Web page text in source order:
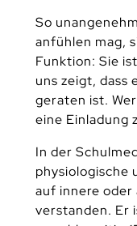
So
anfühlen mag,
Funktion: Sie
uns zeigt, dass
geraten ist.
eine Einladung
In der
physiologische
auf innere
verstanden. Er